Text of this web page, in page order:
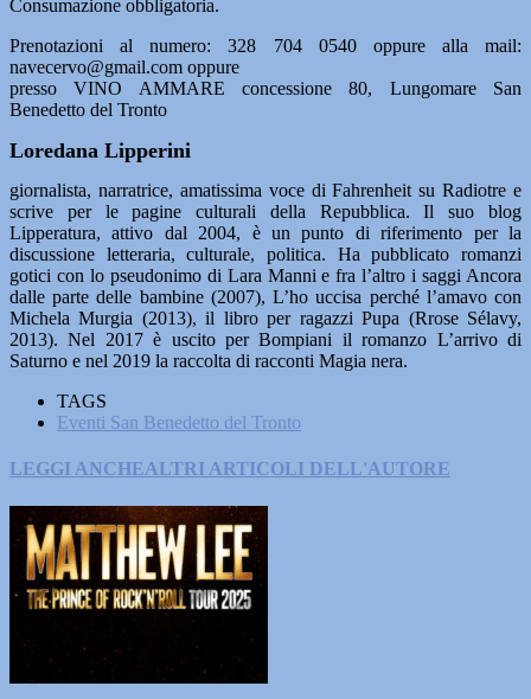
Consumazione obbligatoria.
Prenotazioni al numero: 328 704 0540 oppure alla mail:
navecervo@gmail.com oppure
presso VINO AMMARE concessione 80, Lungomare San
Benedetto del Tronto
Loredana Lipperini
giornalista, narratrice, amatissima voce di Fahrenheit su Radiotre e
scrive per le pagine culturali della Repubblica. Il suo blog
Lipperatura, attivo dal 2004, è un punto di riferimento per la
discussione letteraria, culturale, politica. Ha pubblicato romanzi
gotici con lo pseudonimo di Lara Manni e fra l’altro i saggi Ancora
dalle parte delle bambine (2007), L’ho uccisa perché l’amavo con
Michela Murgia (2013), il libro per ragazzi Pupa (Rrose Sélavy,
2013). Nel 2017 è uscito per Bompiani il romanzo L’arrivo di
Saturno e nel 2019 la raccolta di racconti Magia nera.
TAGS
Eventi San Benedetto del Tronto
LEGGI ANCHEALTRI ARTICOLI DELL'AUTORE